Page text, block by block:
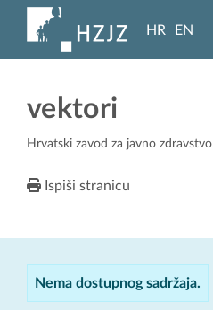
HR EN
vektori
Hrvatski zavod za javno zdravstvo
Ispiši stranicu
Nema dostupnog sadržaja.